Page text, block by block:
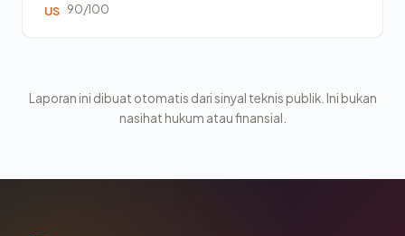
US 90/100
Laporan ini dibuat otomatis dari sinyal teknis publik. Ini bukan
nasihat hukum atau finansial.